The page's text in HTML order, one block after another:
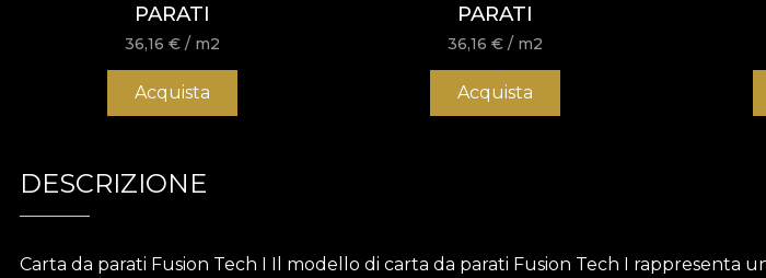
PARATI
36,16€ / m2
Acquista
PARATI
36,16€ / m2
Acquista
DESCRIZIONE
Carta da parati Fusion Tech I Il modello di carta da parati Fusion Tech I rappresenta